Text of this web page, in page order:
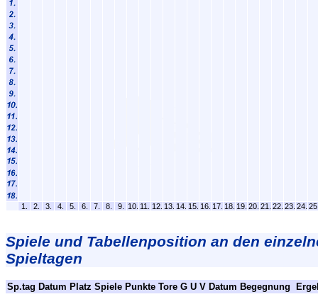
1. 2. 3. 4. 5. 6. 7. 8. 9. 10. 11. 12. 13. 14. 15. 16. 17. 18. 19. 20. 21. 22. 23. 24.
Spiele und Tabellenposition an den
Spieltagen
Sp.tag Datum Platz Spiele Punkte Tore G U V Datum Begegnung